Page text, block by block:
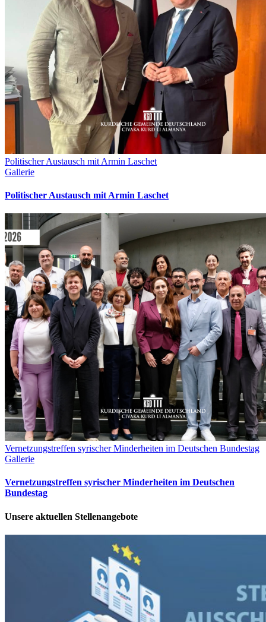
Politischer Austausch mit Armin Laschet
Gallerie
Politischer Austausch mit Armin Laschet
Vernetzungstreffen syrischer Minderheiten im Deutschen Bundestag
Gallerie
Vernetzungstreffen syrischer Minderheiten im Deutschen
Bundestag
Unsere aktuellen Stellenangebote